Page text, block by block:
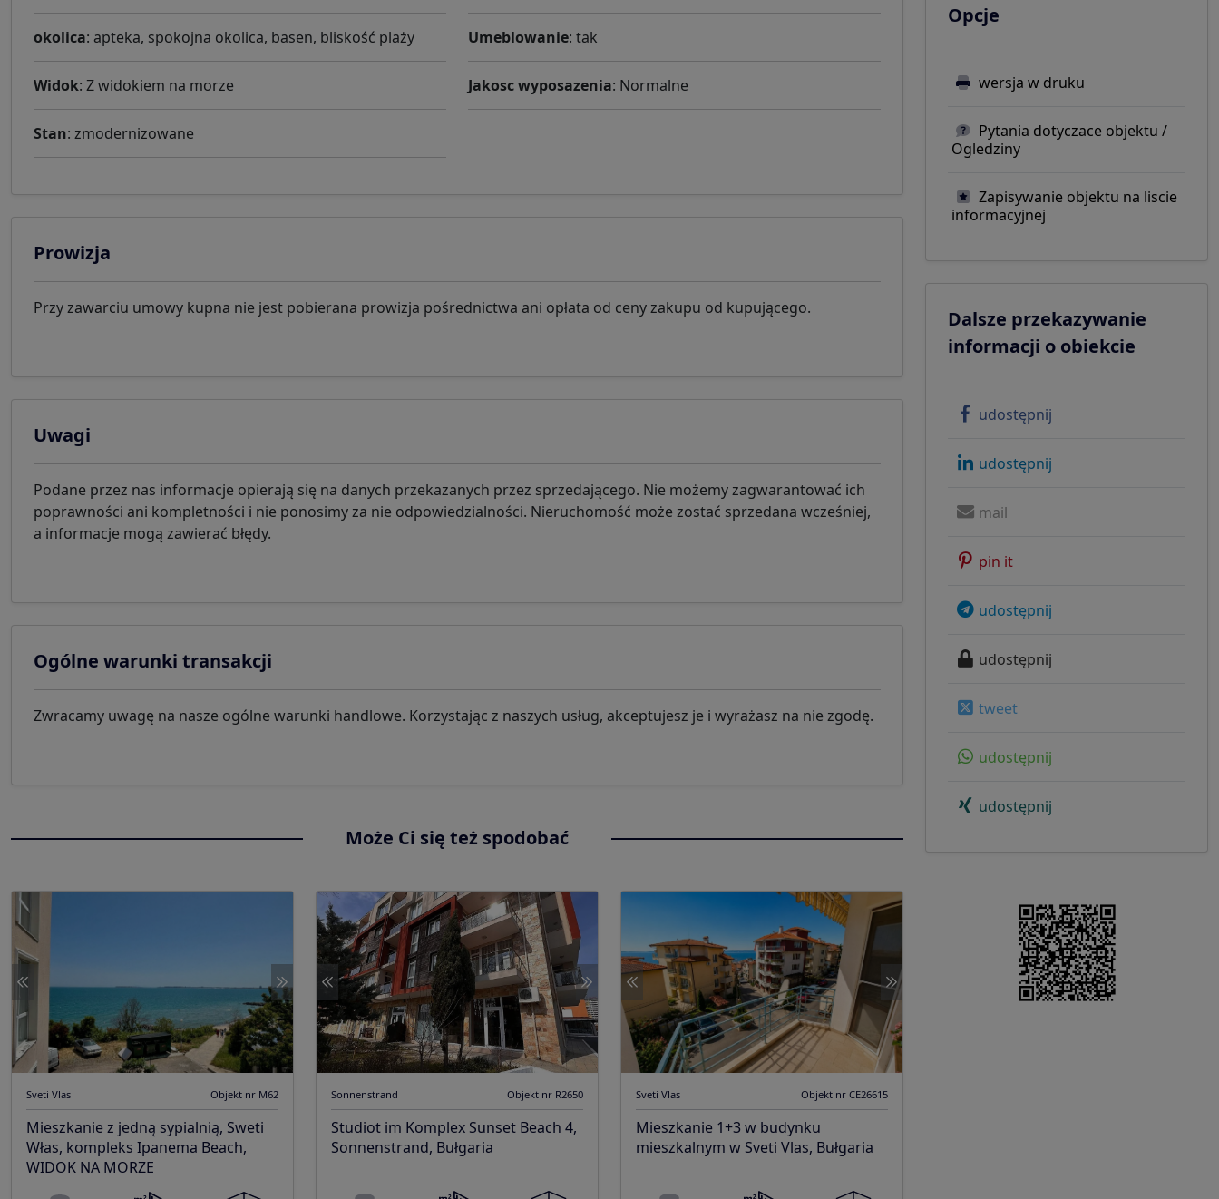
okolica: apteka, spokojna okolica, basen, bliskość plaży Umeblowanie: tak
Widok: Z widokiem na morze Jakosc wyposazenia: Normalne
Stan: zmodernizowane
Prowizja
Przy zawarciu umowy kupna nie jest pobierana prowizja pośrednictwa ani opłata od ceny zakupu od kupującego.
Uwagi
Podane przez nas informacje opierają się na danych przekazanych przez sprzedającego. Nie możemy zagwarantować ich
poprawności ani kompletności i nie ponosimy za nie odpowiedzialności. Nieruchomość może zostać sprzedana wcześniej,
a informacje mogą zawierać błędy.
Ogólne warunki transakcji
Zwracamy uwagę na nasze ogólne warunki handlowe. Korzystając z naszych usług, akceptujesz je i wyrażasz na nie zgodę.
Może Ci się też spodobać
Sveti Vlas Objekt nr M62
Mieszkanie z jedną sypialnią, Sweti
Włas, kompleks Ipanema Beach,
WIDOK NA MORZE
Sonnenstrand Objekt nr R2650
Studiot im Komplex Sunset Beach 4,
Sonnenstrand, Bułgaria
Sveti Vlas Objekt nr CE26615
Mieszkanie 1+3 w budynku
mieszkalnym w Sveti Vlas, Bułgaria
Opcje
wersja w druku
Pytania dotyczace objektu /
Ogledziny
Zapisywanie objektu na liscie
informacyjnej
Dalsze przekazywanie
informacji o obiekcie
udostępnij
udostępnij
mail
pin it
udostępnij
udostępnij
tweet
udostępnij
udostępnij